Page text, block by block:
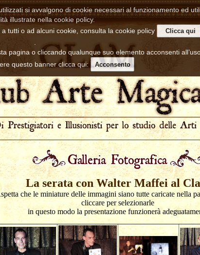
si avvalgono di cookie necessari al funzionamento ed
illustrate nella cookie policy.
tutti o ad alcuni cookie, consulta la cookie policy
Clicca qui
pagina o cliccando qualunque suo elemento acconsenti
questo banner clicca qui:
Acconsento
La serata con Walter Maffei al
che le miniature delle immagini siano tutte caricate nella
cliccare per selezionarle
in questo modo la presentazione funzionerà